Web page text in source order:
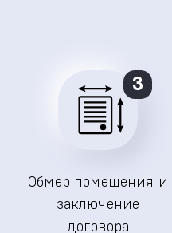
3
Обмер помещения и
заключение
договора